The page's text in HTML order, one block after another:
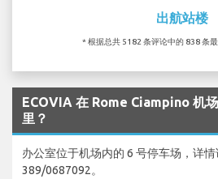
出航站楼
* 根据总共 5182 条评论中的 838 条最
ECOVIA 在 Rome Ciampino 机
里？
办公室位于机场内的 6 号停车场，详
389/0687092。